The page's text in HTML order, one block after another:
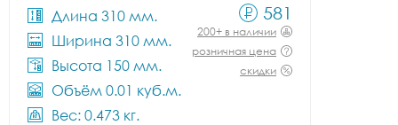
Длина 310 мм.
Ширина 310 мм.
Высота 150 мм.
Объём 0.01 куб.м.
Вес: 0.473 кг.
581
200+ в наличии
розничная цена
скидки